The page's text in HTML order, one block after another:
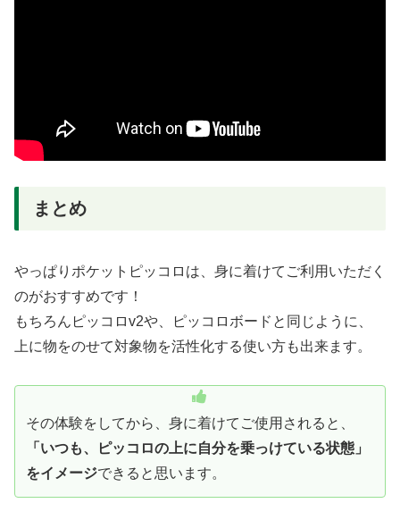
まとめ
やっぱりポケットピッコロは、身に着けてご利用いただく
のがおすすめです！
もちろんピッコロv2や、ピッコロボードと同じように、
上に物をのせて対象物を活性化する使い方も出来ます。
その体験をしてから、身に着けてご使用されると、
「いつも、ピッコロの上に自分を乗っけている状態」
をイメージできると思います。